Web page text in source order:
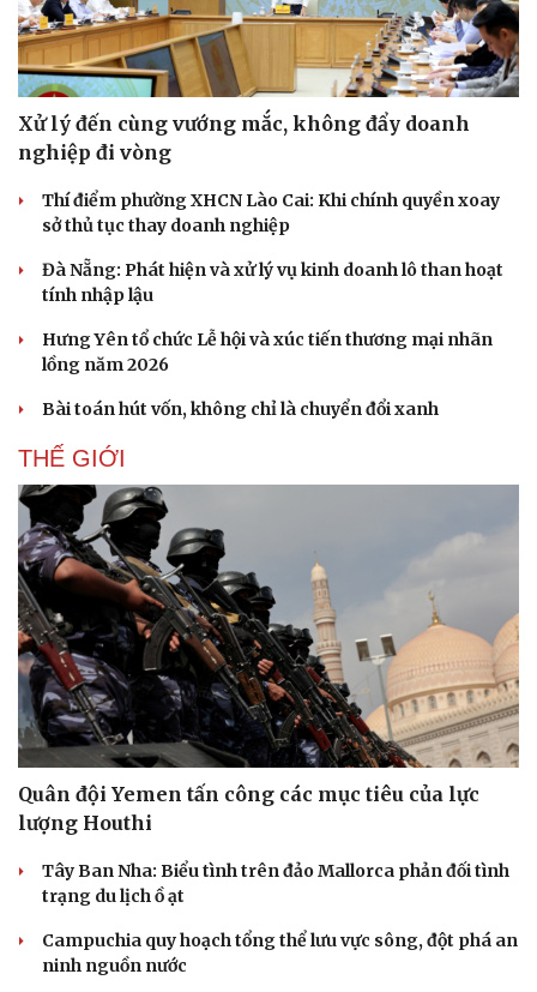
Bóng đá
Lịch thi đấu bóng đá
eSports
Hậu trường
Ô tô
Xử lý đến cùng vướng mắc, không đẩy doanh
nghiệp đi vòng
Thí điểm phường XHCN Lào Cai: Khi chính quyền xoay
sở thủ tục thay doanh nghiệp
Đà Nẵng: Phát hiện và xử lý vụ kinh doanh lô than hoạt
tính nhập lậu
Hưng Yên tổ chức Lễ hội và xúc tiến thương mại nhãn
lồng năm 2026
Bài toán hút vốn, không chỉ là chuyển đổi xanh
THẾ GIỚI
Quân đội Yemen tấn công các mục tiêu của lực
lượng Houthi
Tây Ban Nha: Biểu tình trên đảo Mallorca phản đối tình
trạng du lịch ồ ạt
Campuchia quy hoạch tổng thể lưu vực sông, đột phá an
ninh nguồn nước